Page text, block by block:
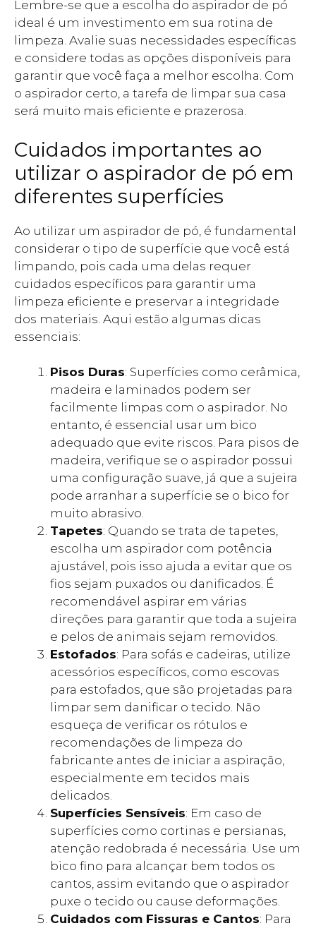
Lembre-se que a escolha do aspirador de pó
ideal é um investimento em sua rotina de
limpeza. Avalie suas necessidades específicas
e considere todas as opções disponíveis para
garantir que você faça a melhor escolha. Com
o aspirador certo, a tarefa de limpar sua casa
será muito mais eficiente e prazerosa.
Cuidados importantes ao
utilizar o aspirador de pó em
diferentes superfícies
Ao utilizar um aspirador de pó, é fundamental
considerar o tipo de superfície que você está
limpando, pois cada uma delas requer
cuidados específicos para garantir uma
limpeza eficiente e preservar a integridade
dos materiais. Aqui estão algumas dicas
essenciais:
Pisos Duras: Superfícies como cerâmica,
madeira e laminados podem ser
facilmente limpas com o aspirador. No
entanto, é essencial usar um bico
adequado que evite riscos. Para pisos de
madeira, verifique se o aspirador possui
uma configuração suave, já que a sujeira
pode arranhar a superfície se o bico for
muito abrasivo.
Tapetes: Quando se trata de tapetes,
escolha um aspirador com potência
ajustável, pois isso ajuda a evitar que os
fios sejam puxados ou danificados. É
recomendável aspirar em várias
direções para garantir que toda a sujeira
e pelos de animais sejam removidos.
Estofados: Para sofás e cadeiras, utilize
acessórios específicos, como escovas
para estofados, que são projetadas para
limpar sem danificar o tecido. Não
esqueça de verificar os rótulos e
recomendações de limpeza do
fabricante antes de iniciar a aspiração,
especialmente em tecidos mais
delicados.
Superfícies Sensíveis: Em caso de
superfícies como cortinas e persianas,
atenção redobrada é necessária. Use um
bico fino para alcançar bem todos os
cantos, assim evitando que o aspirador
puxe o tecido ou cause deformações.
Cuidados com Fissuras e Cantos: Para